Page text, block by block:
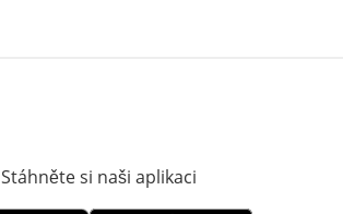
Stáhněte si naši aplikaci